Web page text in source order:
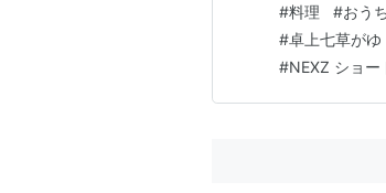
ど煮る。鶏も
けし、切った
#料理 #おう
#卓上七草がゆ
#NEXZ ショー